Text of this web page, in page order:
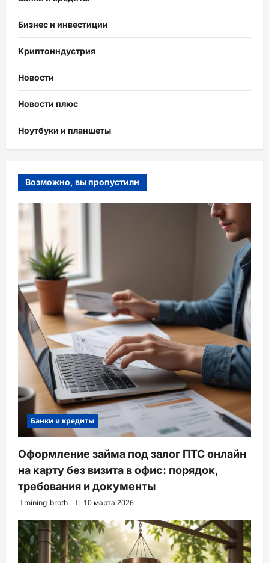
Бизнес и инвестиции
Криптоиндустрия
Новости
Новости плюс
Ноутбуки и планшеты
Возможно, вы пропустили
Банки и кредиты
Оформление займа под залог ПТС онлайн
на карту без визита в офис: порядок,
требования и документы
mining_broth 10 марта 2026